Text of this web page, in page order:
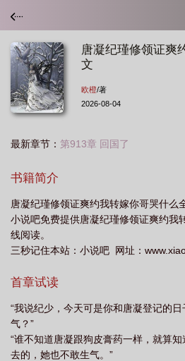
唐凝纪瑾修领证爽
文
欧橙/著
2026-08-04
最新章节： 第913章 回国了
书籍简介
唐凝纪瑾修领证爽约我转嫁你哥哭什么
小说吧免费提供唐凝纪瑾修领证爽约我
线阅读。
三秒记住本站：小说吧 网址：
首章试读
“我说纪少，今天可是你和唐凝登记的
气？”
“谁不知道唐凝跟狗皮膏药一样，就算
去的，她也不敢生气。”